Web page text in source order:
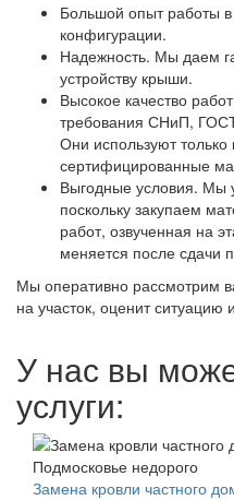
Большой опыт работы
конфигурации.
Надежность. Мы даем
устройству крыши.
Высокое качество
требования СНиП,
Они используют только
сертифицированные
Выгодные условия.
поскольку закупаем
работ, озвученная на
меняется после сдачи
Мы оперативно рассмотрим
на участок, оценит
У нас вы
услуги:
Замена кровли частного